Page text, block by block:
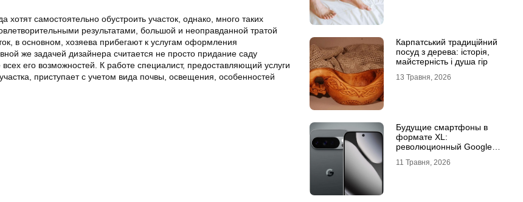
хотят самостоятельно обустроить участок, однако, много таких
результатами, большой и неоправданной тратой
в основном, хозяева прибегают к услугам оформления
же задачей дизайнера считается не просто придание саду
всех его возможностей. К работе специалист, предоставляющий услуги
приступает с учетом вида почвы, освещения, особенностей
Карпатський традиційний
посуд з дерева: історія,
майстерність і душа гір
13 Травня, 2026
Будущие смартфоны в
формате XL:
революционный Google
11 Травня, 2026